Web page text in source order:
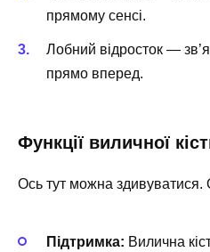
прямому сенсі.
Лобний відросток —
прямо вперед.
Функції виличної
Ось тут можна здивуватися.
Підтримка: Вилична